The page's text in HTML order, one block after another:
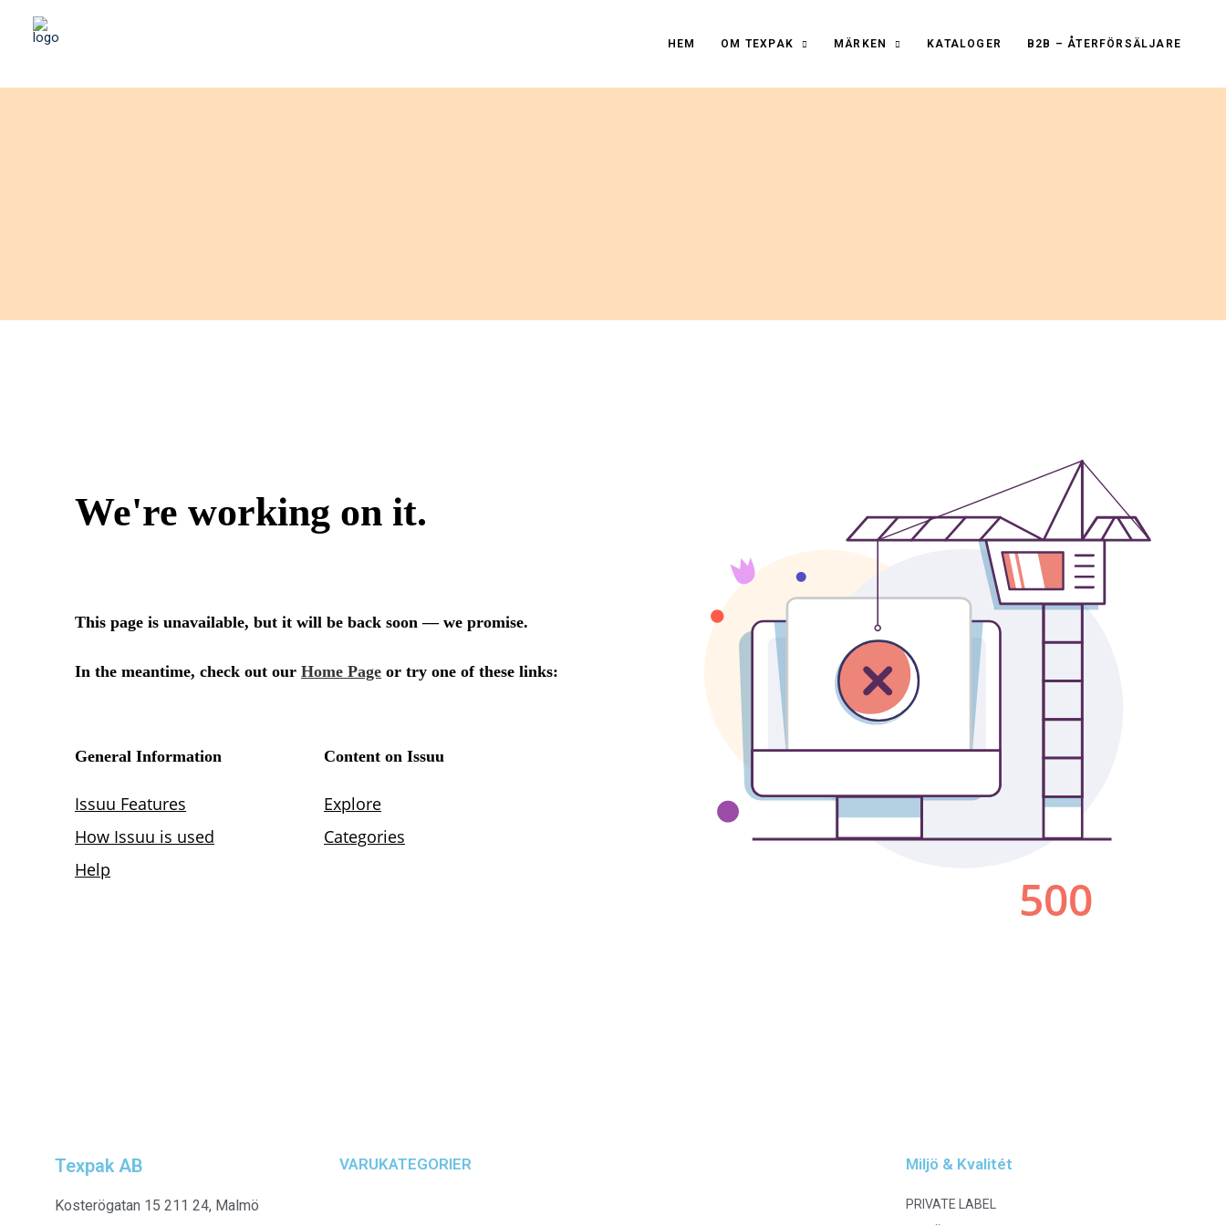
HEM OM TEXPAK MÄRKEN KATALOGER B2B – ÅTERFÖRSÄLJARE
Texpak AB
Kosterögatan 15 211 24, Malmö
VARUKATEGORIER Miljö & Kvalitét
PRIVATE LABEL